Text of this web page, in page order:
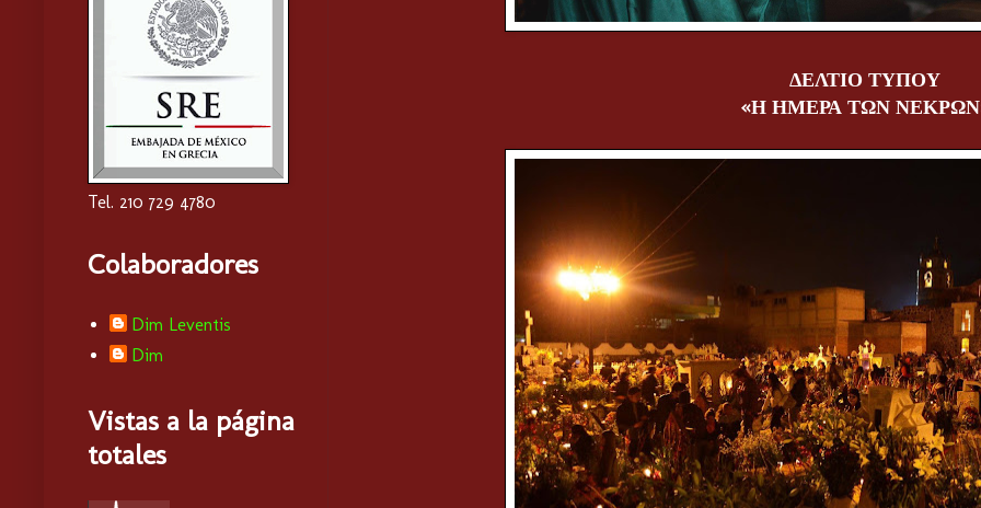
ΔΕΛΤΙΟ ΤΥΠΟΥ
«Η ΗΜΕΡΑ ΤΩΝ
Tel. 210 729 4780
Colaboradores
Dim Leventis
Dim
Vistas a la página
totales